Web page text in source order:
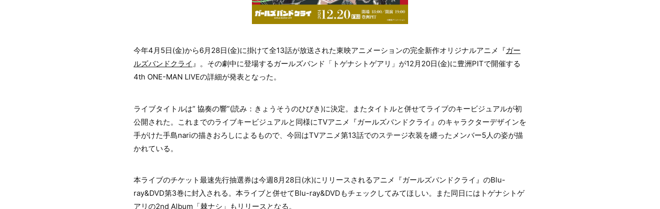
今年4月5日(金)から6月28日(金)に掛けて全13話が放送された東映アニメーションの完全新作オリジナルアニメ『ガー
ルズバンドクライ 』。その劇中に登場するガールズバンド「トゲナシトゲアリ」が12月20日(金)に豊洲PITで開催する
4th ONE-MAN LIVEの詳細が発表となった。
ライブタイトルは” 協奏の響”(読み：きょうそうのひびき)に決定。またタイトルと併せてライブのキービジュアルが初
公開された。これまでのライブキービジュアルと同様にTVアニメ『ガールズバンドクライ』のキャラクターデザインを
手がけた手島nariの描きおろしによるもので、今回はTVアニメ第13話でのステージ衣装を纏ったメンバー5人の姿が描
かれている。
本ライブのチケット最速先行抽選券は今週8月28日(水)にリリースされるアニメ『ガールズバンドクライ』のBlu-
ray&DVD第3巻に封入される。本ライブと併せてBlu-ray&DVDもチェックしてみてほしい。また同日にはトゲナシトゲ
アリの2nd Album「棘ナシ」もリリースとなる。